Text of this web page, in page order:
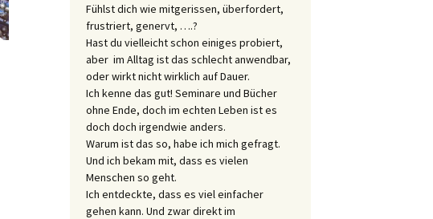
Fühlst dich wie mitgerissen, überfordert,
frustriert, genervt, ….?
Hast du vielleicht schon einiges probiert,
aber im Alltag ist das schlecht anwendbar,
oder wirkt nicht wirklich auf Dauer.
Ich kenne das gut! Seminare und Bücher
ohne Ende, doch im echten Leben ist es
doch doch irgendwie anders.
Warum ist das so, habe ich mich gefragt.
Und ich bekam mit, dass es vielen
Menschen so geht.
Ich entdeckte, dass es viel einfacher
gehen kann. Und zwar direkt im